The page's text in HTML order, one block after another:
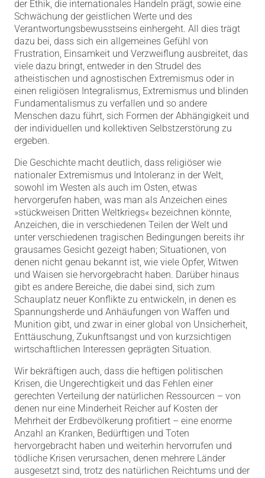
der Ethik, die internationales Handeln prägt, sowie eine
Schwächung der geistlichen Werte und des
Verantwortungsbewusstseins einhergeht. All dies trägt
dazu bei, dass sich ein allgemeines Gefühl von
Frustration, Einsamkeit und Verzweiflung ausbreitet, das
viele dazu bringt, entweder in den Strudel des
atheistischen und agnostischen Extremismus oder in
einen religiösen Integralismus, Extremismus und blinden
Fundamentalismus zu verfallen und so andere
Menschen dazu führt, sich Formen der Abhängigkeit und
der individuellen und kollektiven Selbstzerstörung zu
ergeben.
Die Geschichte macht deutlich, dass religiöser wie
nationaler Extremismus und Intoleranz in der Welt,
sowohl im Westen als auch im Osten, etwas
hervorgerufen haben, was man als Anzeichen eines
»stückweisen Dritten Weltkriegs« bezeichnen könnte,
Anzeichen, die in verschiedenen Teilen der Welt und
unter verschiedenen tragischen Bedingungen bereits ihr
grausames Gesicht gezeigt haben; Situationen, von
denen nicht genau bekannt ist, wie viele Opfer, Witwen
und Waisen sie hervorgebracht haben. Darüber hinaus
gibt es andere Bereiche, die dabei sind, sich zum
Schauplatz neuer Konflikte zu entwickeln, in denen es
Spannungsherde und Anhäufungen von Waffen und
Munition gibt, und zwar in einer global von Unsicherheit,
Enttäuschung, Zukunftsangst und von kurzsichtigen
wirtschaftlichen Interessen geprägten Situation.
Wir bekräftigen auch, dass die heftigen politischen
Krisen, die Ungerechtigkeit und das Fehlen einer
gerechten Verteilung der natürlichen Ressourcen – von
denen nur eine Minderheit Reicher auf Kosten der
Mehrheit der Erdbevölkerung profitiert – eine enorme
Anzahl an Kranken, Bedürftigen und Toten
hervorgebracht haben und weiterhin hervorrufen und
tödliche Krisen verursachen, denen mehrere Länder
ausgesetzt sind, trotz des natürlichen Reichtums und der